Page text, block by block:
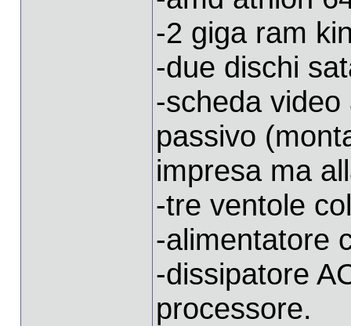
-2 giga ram
-due dischi
-scheda
passivo
impresa ma
-tre ventole
-alimentatore
-dissipatore
processore.